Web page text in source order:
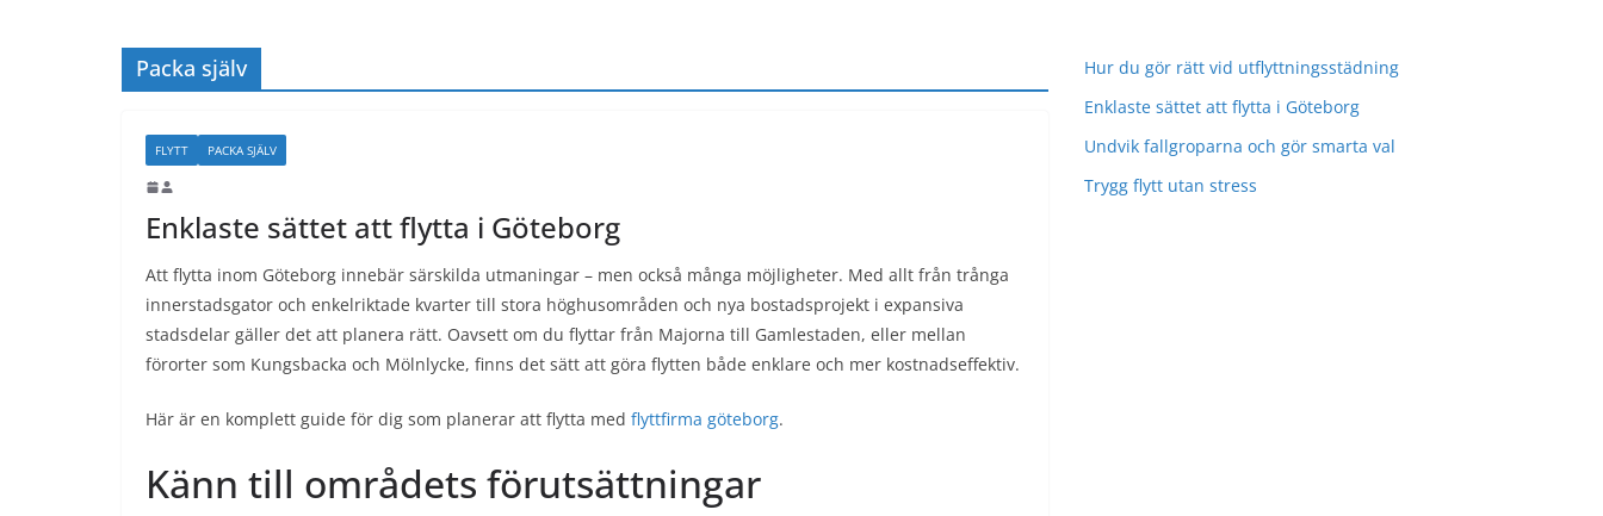
Packa själv
FLYTT PACKA SJÄLV
Enklaste sättet att flytta i Göteborg
Att flytta inom Göteborg innebär särskilda utmaningar – men också många möjligheter. Med allt från trånga
innerstadsgator och enkelriktade kvarter till stora höghusområden och nya bostadsprojekt i expansiva
stadsdelar gäller det att planera rätt. Oavsett om du flyttar från Majorna till Gamlestaden, eller mellan
förorter som Kungsbacka och Mölnlycke, finns det sätt att göra flytten både enklare och mer kostnadseffektiv.
Här är en komplett guide för dig som planerar att flytta med flyttfirma göteborg.
Känn till områdets förutsättningar
Hur du gör rätt vid utflyttningsstädning
Enklaste sättet att flytta i Göteborg
Undvik fallgroparna och gör smarta val
Trygg flytt utan stress